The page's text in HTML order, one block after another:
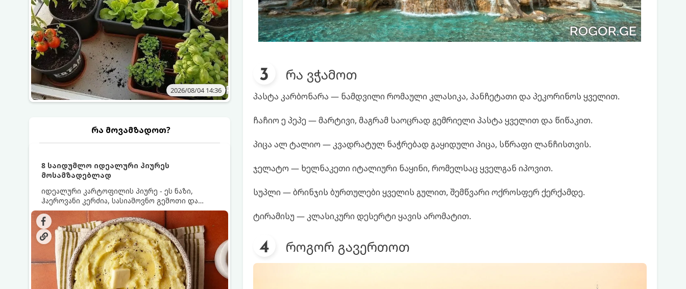
2026/08/04 14:36
რა მოვამზადოთ?
8 საიდუმლო იდეალური პიურეს
მოსამზადებლად
იდეალური კარტოფილის პიურე - ეს ნაზი,
ჰაეროვანი კერძია, სასიამოვნო გემოთი და
ნაღების-მოყვითალო ფერით. მისი მომზადება
ძალიან მარტივია, მაგრამ არსებობს რამდენიმე
საიდუმლო, რომლებიც უნდა იცოდეთ, რომ
პიურე იდეალურად გემრიელი გამოვიდეს.
რა ვჭამოთ
პასტა კარბონარა — ნამდვილი რომაული კლასიკა, პანჩეტათი და პეკორინოს ყველით.
ჩაჩიო ე პეპე — მარტივი, მაგრამ საოცრად გემრიელი პასტა ყველით და წიწაკით.
პიცა ალ ტალიო — კვადრატულ ნაჭრებად გაყიდული პიცა, სწრაფი ლანჩისთვის.
ჯელატო — ხელნაკეთი იტალიური ნაყინი, რომელსაც ყველგან იპოვით.
სუპლი — ბრინჯის ბურთულები ყველის გულით, შემწვარი ოქროსფერ ქერქამდე.
ტირამისუ — კლასიკური დესერტი ყავის არომატით.
როგორ გავერთოთ